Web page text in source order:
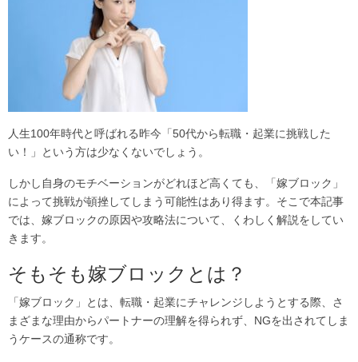
人生100年時代と呼ばれる昨今「50代から転職・起業に挑戦した
い！」という方は少なくないでしょう。
しかし自身のモチベーションがどれほど高くても、「嫁ブロック」
によって挑戦が頓挫してしまう可能性はあり得ます。そこで本記事
では、嫁ブロックの原因や攻略法について、くわしく解説をしてい
きます。
そもそも嫁ブロックとは？
「嫁ブロック」とは、転職・起業にチャレンジしようとする際、さ
まざまな理由からパートナーの理解を得られず、NGを出されてしま
うケースの通称です。